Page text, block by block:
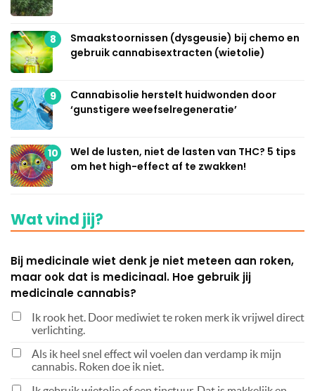
8
Smaakstoornissen (dysgeusie) bij chemo en
gebruik cannabisextracten (wietolie)
9
Cannabisolie herstelt huidwonden door
‘gunstigere weefselregeneratie’
10
Wel de lusten, niet de lasten van THC? 5 tips
om het high-effect af te zwakken!
Wat vind jij?
Bij medicinale wiet denk je niet meteen aan roken,
maar ook dat is medicinaal. Hoe gebruik jij
medicinale cannabis?
Ik rook het. Door mediwiet te roken merk ik vrijwel direct
verlichting.
Als ik heel snel effect wil voelen dan verdamp ik mijn
cannabis. Roken doe ik niet.